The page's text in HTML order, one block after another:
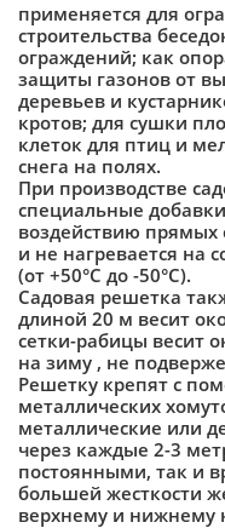
применяется для
строительства
ограждений; как
защиты газонов от
деревьев и
кротов; для сушки
клеток для птиц и
снега на полях.
При производстве
специальные
воздействию прямых
и не нагревается на
(от +50°С до -50°С).
Садовая решетка
длиной 20 м весит
сетки-рабицы весит
на зиму , не
Решетку крепят с
металлических
металлические или
через каждые 2-3
постоянными, так и
большей жесткости
верхнему и нижнему